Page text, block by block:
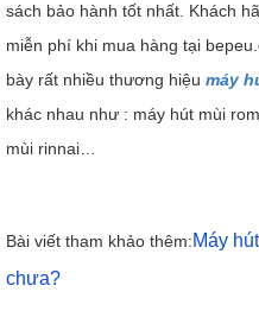
sách bảo hành tốt nhất. Khách
miễn phí khi mua hàng tại
bày rất nhiều thương hiệu máy
khác nhau như : máy hút mùi
mùi rinnai…
Bài viết tham khảo thêm:Máy
chưa?